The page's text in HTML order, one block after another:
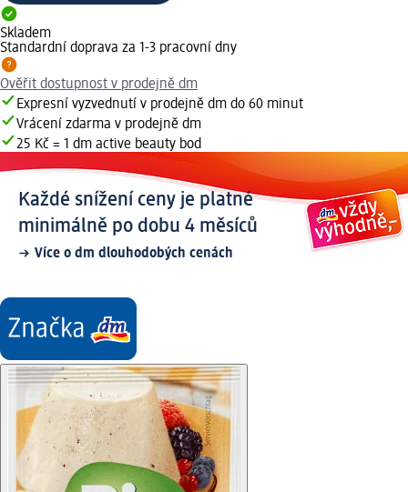
Skladem
Standardní doprava za 1-3 pracovní dny
Ověřit dostupnost v prodejně dm
Expresní vyzvednutí v prodejně dm do 60 minut
Vrácení zdarma v prodejně dm
25 Kč = 1 dm active beauty bod
Každé snížení ceny je platné
minimálně po dobu 4 měsíců
Více o dm dlouhodobých cenách